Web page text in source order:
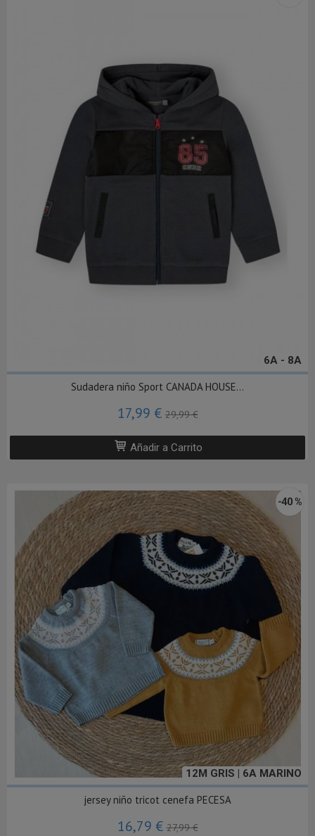
6A - 8A
Sudadera niño Sport CANADA HOUSE...
17,99 €29,99 €
Añadir a Carrito
12M GRIS | 6A MARINO
-40 %
jersey niño tricot cenefa PECESA
16,79 €27,99 €